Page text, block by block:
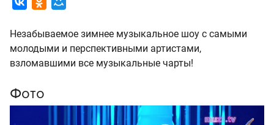
Незабываемое зимнее музыкальное шоу с самыми
молодыми и перспективными артистами,
взломавшими все музыкальные чарты!
Фото